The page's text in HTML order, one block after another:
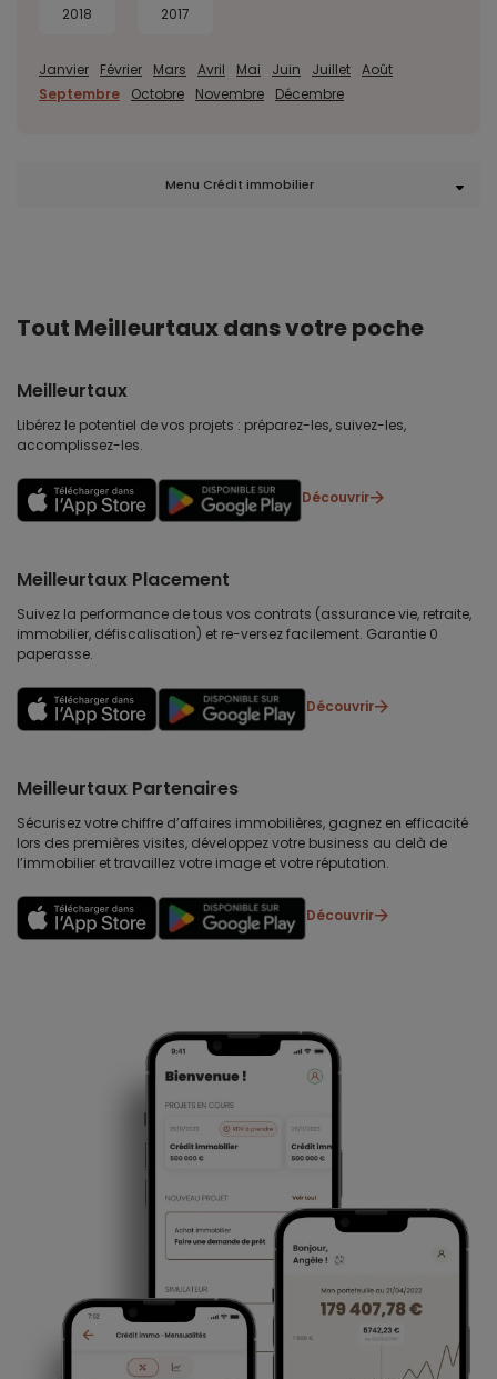
2018 2017
Janvier Février Mars Avril Mai Juin Juillet Août
Septembre
Octobre Novembre Décembre
Menu Crédit immobilier
Tout Meilleurtaux dans votre poche
Meilleurtaux
Libérez le potentiel de vos projets : préparez-les, suivez-les,
accomplissez-les.
Découvrir
Meilleurtaux Placement
Suivez la performance de tous vos contrats (assurance vie, retraite,
immobilier, défiscalisation) et re-versez facilement. Garantie 0
paperasse.
Découvrir
Meilleurtaux Partenaires
Sécurisez votre chiffre d’affaires immobilières, gagnez en efficacité
lors des premières visites, développez votre business au delà de
l’immobilier et travaillez votre image et votre réputation.
Découvrir